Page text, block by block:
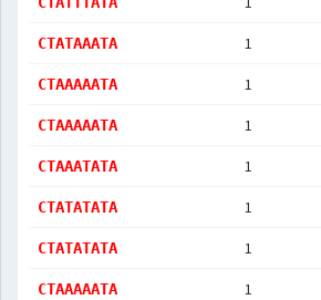
CTATAAATA 1
CTAAAAATA 1
CTAAAAATA 1
CTAAATATA 1
CTATATATA 1
CTATATATA 1
CTAAAAATA 1